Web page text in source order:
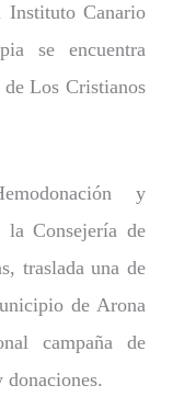
Instituto Canario
se encuentra
Los Cristianos
y
Consejería de
traslada una de
de Arona
campaña de
donaciones.